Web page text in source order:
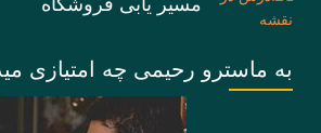
مسیر یابی فروشگاه
به ماسترو رحیمی چه امتیازی